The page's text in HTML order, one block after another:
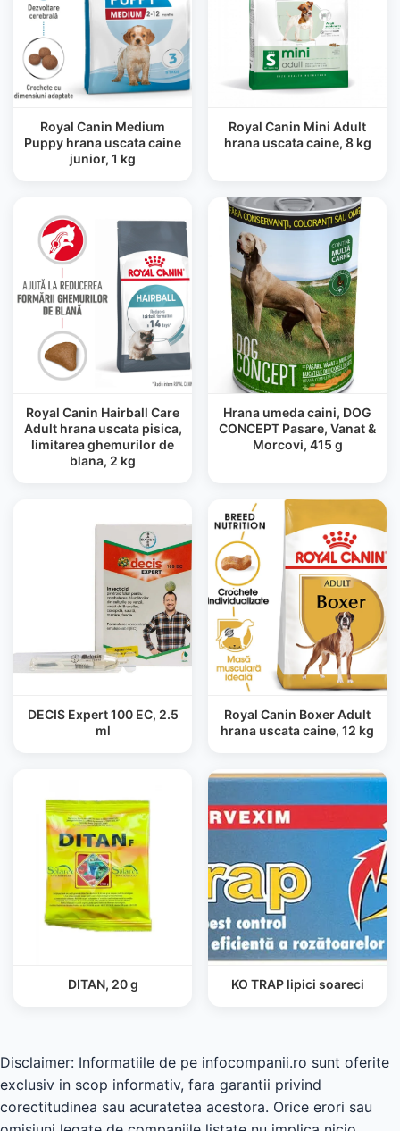
Royal Canin Medium
Puppy hrana uscata caine
junior, 1 kg
Royal Canin Mini Adult
hrana uscata caine, 8 kg
Royal Canin Hairball Care
Adult hrana uscata pisica,
limitarea ghemurilor de
blana, 2 kg
Hrana umeda caini, DOG
CONCEPT Pasare, Vanat &
Morcovi, 415 g
DECIS Expert 100 EC, 2.5
ml
Royal Canin Boxer Adult
hrana uscata caine, 12 kg
DITAN, 20 g KO TRAP lipici soareci
Disclaimer: Informatiile de pe infocompanii.ro sunt oferite
exclusiv in scop informativ, fara garantii privind
corectitudinea sau acuratetea acestora. Orice erori sau